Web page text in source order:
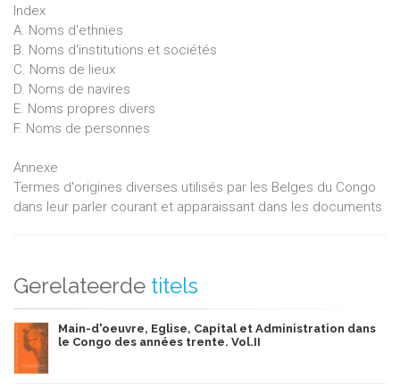
Index
A. Noms d'ethnies
B. Noms d'institutions et sociétés
C. Noms de lieux
D. Noms de navires
E. Noms propres divers
F. Noms de personnes
Annexe
Termes d'origines diverses utilisés par les Belges du Congo
dans leur parler courant et apparaissant dans les documents
Gerelateerde titels
Main-d'oeuvre, Eglise, Capital et Administration dans
le Congo des années trente. Vol.II